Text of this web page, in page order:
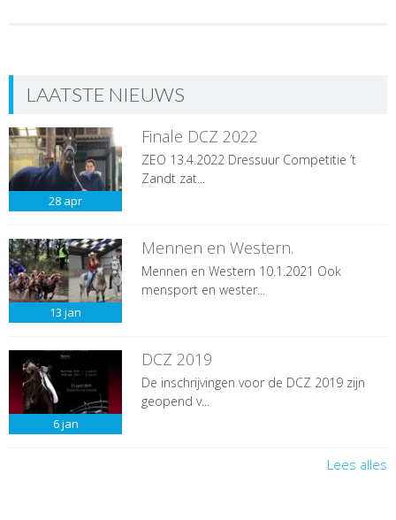
LAATSTE NIEUWS
28 apr
Finale DCZ 2022
ZEO 13.4.2022 Dressuur Competitie ’t
Zandt zat...
13 jan
Mennen en Western.
Mennen en Western 10.1.2021 Ook
mensport en wester...
6jan
DCZ 2019
De inschrijvingen voor de DCZ 2019 zijn
geopend v...
Lees alles